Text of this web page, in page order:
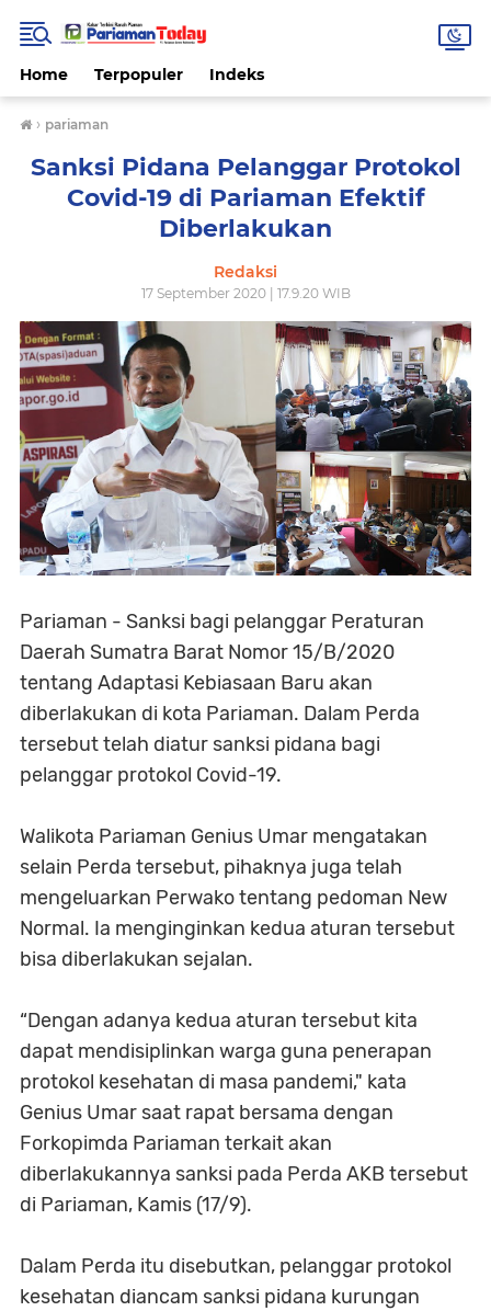
Home Terpopuler Indeks
› pariaman
Sanksi Pidana Pelanggar Protokol
Covid-19 di Pariaman Efektif
Diberlakukan
Redaksi
17 September 2020 | 17.9.20 WIB
Pariaman - Sanksi bagi pelanggar Peraturan
Daerah Sumatra Barat Nomor 15/B/2020
tentang Adaptasi Kebiasaan Baru akan
diberlakukan di kota Pariaman. Dalam Perda
tersebut telah diatur sanksi pidana bagi
pelanggar protokol Covid-19.
Walikota Pariaman Genius Umar mengatakan
selain Perda tersebut, pihaknya juga telah
mengeluarkan Perwako tentang pedoman New
Normal. Ia menginginkan kedua aturan tersebut
bisa diberlakukan sejalan.
“Dengan adanya kedua aturan tersebut kita
dapat mendisiplinkan warga guna penerapan
protokol kesehatan di masa pandemi," kata
Genius Umar saat rapat bersama dengan
Forkopimda Pariaman terkait akan
diberlakukannya sanksi pada Perda AKB tersebut
di Pariaman, Kamis (17/9).
Dalam Perda itu disebutkan, pelanggar protokol
kesehatan diancam sanksi pidana kurungan